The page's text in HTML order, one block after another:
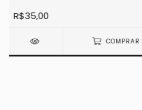
R$35,00
COMPRAR